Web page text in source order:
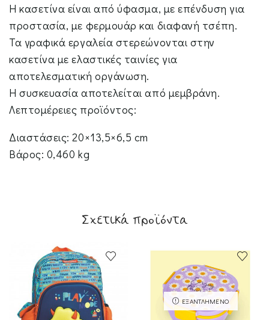
Η κασετίνα είναι από ύφασμα, με επένδυση για
προστασία, με φερμουάρ και διαφανή τσέπη.
Τα γραφικά εργαλεία στερεώνονται στην
κασετίνα με ελαστικές ταινίες για
αποτελεσματική οργάνωση.
Η συσκευασία αποτελείται από μεμβράνη.
Λεπτομέρειες προϊόντος:
Διαστάσεις: 20×13,5×6,5 cm
Βάρος: 0,460 kg
Σχετικά προϊόντα
ΕΞΑΝΤΛΗΜΈΝΟ